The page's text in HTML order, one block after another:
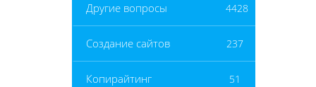
Другие вопросы 4428
Создание сайтов 237
Копирайтинг 51